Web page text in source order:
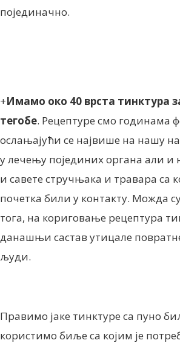
појединачно.
+Имамо око 40 врста тинктура
тегобе. Рецептуре смо годинама
ослањајући се највише на нашу
у лечењу појединих органа али и
и савете стручњака и травара са
почетка били у контакту. Можда
тога, на кориговање рецептура
данашњи састав утицале
људи.
Правимо јаке тинктуре са пуно
користимо биље са којим је